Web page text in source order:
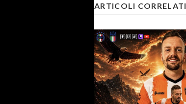
ARTICOLI CORRELATI